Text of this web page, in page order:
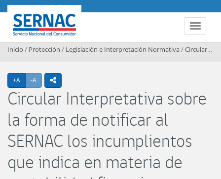
Contenido principal
Toggle
SERNAC
Inicio / Protección / Legislación e Interpretación Normativa/Circulares Interpretativas
+A Agrandar texto
-A Achicar textoicono compartir
Circular Interpretativa sobre
la forma de notificar al
SERNAC los incumplientos
que indica en materia de